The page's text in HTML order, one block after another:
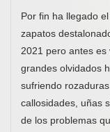
Por fin ha llegado
zapatos
2021 pero antes es
grandes olvidados
sufriendo
callosidades, uñas
de los problemas